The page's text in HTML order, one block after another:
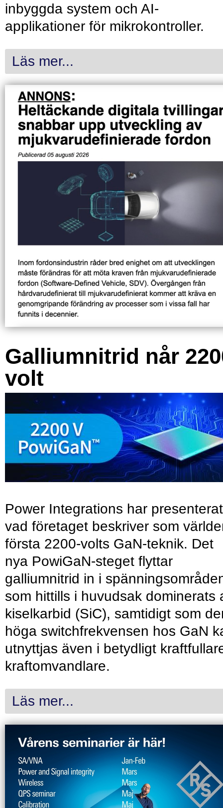
inbyggda system och AI-
applikationer för mikrokontroller.
Läs mer...
Galliumnitrid når
volt
Power Integrations har presenterat
vad företaget beskriver som
första 2200-volts GaN-teknik. Det
nya PowiGaN-steget flyttar
galliumnitrid in i
som hittills i huvudsak dominerats
kiselkarbid (SiC), samtidigt som
höga switchfrekvensen hos GaN
utnyttjas även i betydligt
kraftomvandlare.
Läs mer...